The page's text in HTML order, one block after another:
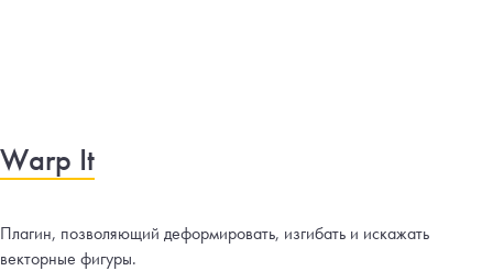
Warp It
Плагин, позволяющий деформировать, изгибать и искажать
векторные фигуры.